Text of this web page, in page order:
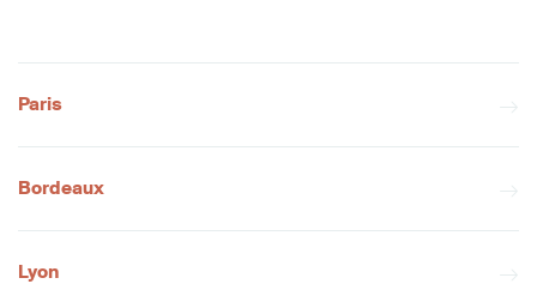
Paris
Bordeaux
Lyon